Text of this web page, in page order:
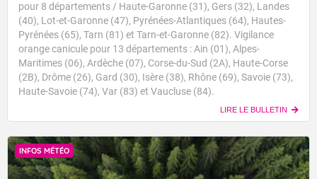
pour 8 départements / Haute-Garonne (31), Gers (32), Landes
(40), Lot-et-Garonne (47), Pyrénées-Atlantiques (64), Hautes-
Pyrénées (65), Tarn (81) et Tarn-et-Garonne (82). Vigilance
orange canicule pour 13 départements : Ain (01), Alpes-
Maritimes (06), Ardèche (07), Corse-du-Sud (2A), Haute-Corse
(2B), Drôme (26), Gard (30), Isère (38), Rhône (69), Savoie (73),
Haute-Savoie (74), Var (83) et Vaucluse (84).
LIRE LE BULLETIN
INFOS MÉTÉO